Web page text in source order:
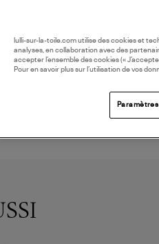
lulli-sur-la-toile.com utilise des cookies et
analyses, en collaboration avec des
accepter l’ensemble des cookies («
Pour en savoir plus sur l’utilisation de vos